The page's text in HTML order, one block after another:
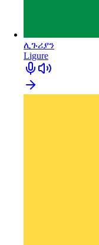
ሊጉሪያን
Ligure